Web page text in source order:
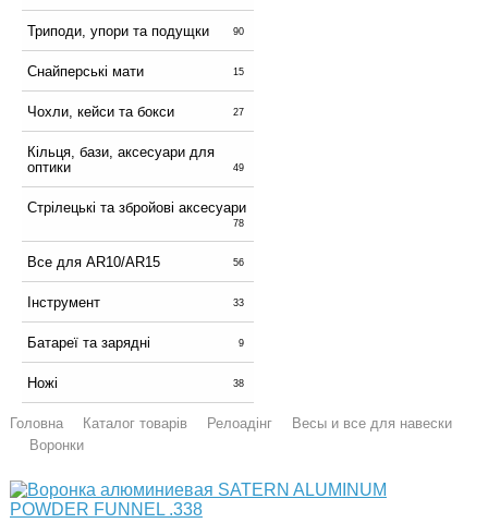
Триподи, упори та подущки 90
Снайперські мати 15
Чохли, кейси та бокси 27
Кільця, бази, аксесуари для
оптики
49
Стрілецькі та збройові аксесуари
78
Все для AR10/AR15 56
Інструмент 33
Батареї та зарядні 9
Ножі 38
Головна Каталог товарів Релоадінг
Весы и все для навески
Воронки